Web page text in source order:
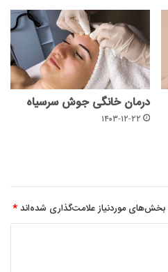
درمان خانگی جوش سرسیاه
۱۴۰۳-۱۲-۲۲
بخش‌های موردنیاز علامت‌گذاری شده‌اند*